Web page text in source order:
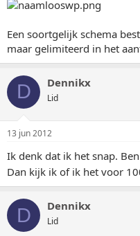
Een soortgelijk schema
maar gelimiteerd in het
D Dennikx
Lid
13 jun 2012
Ik denk dat ik het snap.
Dan kijk ik of ik het voor
D Dennikx
Lid